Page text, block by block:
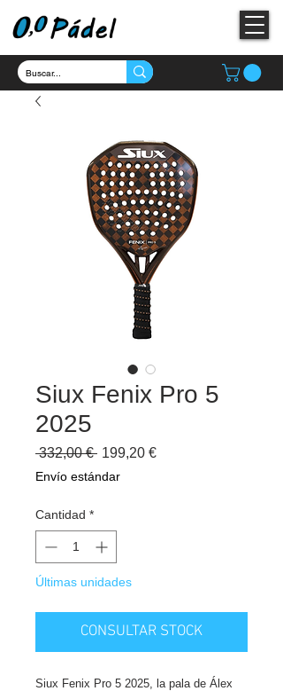
Siux Fenix Pro 5
2025
332,00 € Precio
199,20 €Precio
Envío estándar
Cantidad *
Últimas unidades
CONSULTAR STOCK
Siux Fenix Pro 5 2025, la pala de Álex